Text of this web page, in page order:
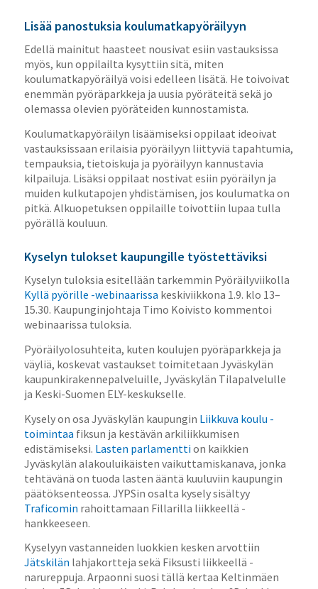
Lisää panostuksia koulumatkapyöräilyyn
Edellä mainitut haasteet nousivat esiin vastauksissa
myös, kun oppilailta kysyttiin sitä, miten
koulumatkapyöräilyä voisi edelleen lisätä. He toivoivat
enemmän pyöräparkkeja ja uusia pyöräteitä sekä jo
olemassa olevien pyöräteiden kunnostamista.
Koulumatkapyöräilyn lisäämiseksi oppilaat ideoivat
vastauksissaan erilaisia pyöräilyyn liittyviä tapahtumia,
tempauksia, tietoiskuja ja pyöräilyyn kannustavia
kilpailuja. Lisäksi oppilaat nostivat esiin pyöräilyn ja
muiden kulkutapojen yhdistämisen, jos koulumatka on
pitkä. Alkuopetuksen oppilaille toivottiin lupaa tulla
pyörällä kouluun.
Kyselyn tulokset kaupungille työstettäviksi
Kyselyn tuloksia esitellään tarkemmin Pyöräilyviikolla
Kyllä pyörille -webinaarissa keskiviikkona 1.9. klo 13–
15.30. Kaupunginjohtaja Timo Koivisto kommentoi
webinaarissa tuloksia.
Pyöräilyolosuhteita, kuten koulujen pyöräparkkeja ja
väyliä, koskevat vastaukset toimitetaan Jyväskylän
kaupunkirakennepalveluille, Jyväskylän Tilapalvelulle
ja Keski-Suomen ELY-keskukselle.
Kysely on osa Jyväskylän kaupungin Liikkuva koulu -
toimintaa fiksun ja kestävän arkiliikkumisen
edistämiseksi. Lasten parlamenttion kaikkien
Jyväskylän alakouluikäisten vaikuttamiskanava, jonka
tehtävänä on tuoda lasten ääntä kuuluviin kaupungin
päätöksenteossa. JYPSin osalta kysely sisältyy
Traficomin rahoittamaan Fillarilla liikkeellä -
hankkeeseen.
Kyselyyn vastanneiden luokkien kesken arvottiin
Jätskilän lahjakortteja sekä Fiksusti liikkeellä -
narureppuja. Arpaonni suosi tällä kertaa Keltinmäen